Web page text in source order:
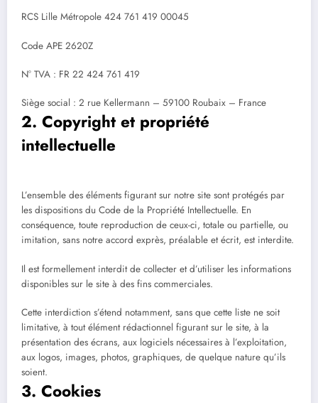
RCS Lille Métropole 424 761 419 00045
Code APE 2620Z
N° TVA : FR 22 424 761 419
Siège social : 2 rue Kellermann – 59100 Roubaix – France
2. Copyright et propriété
intellectuelle
L’ensemble des éléments figurant sur notre site sont protégés par
les dispositions du Code de la Propriété Intellectuelle. En
conséquence, toute reproduction de ceux-ci, totale ou partielle, ou
imitation, sans notre accord exprès, préalable et écrit, est interdite.
Il est formellement interdit de collecter et d’utiliser les informations
disponibles sur le site à des fins commerciales.
Cette interdiction s’étend notamment, sans que cette liste ne soit
limitative, à tout élément rédactionnel figurant sur le site, à la
présentation des écrans, aux logiciels nécessaires à l’exploitation,
aux logos, images, photos, graphiques, de quelque nature qu’ils
soient.
3. Cookies